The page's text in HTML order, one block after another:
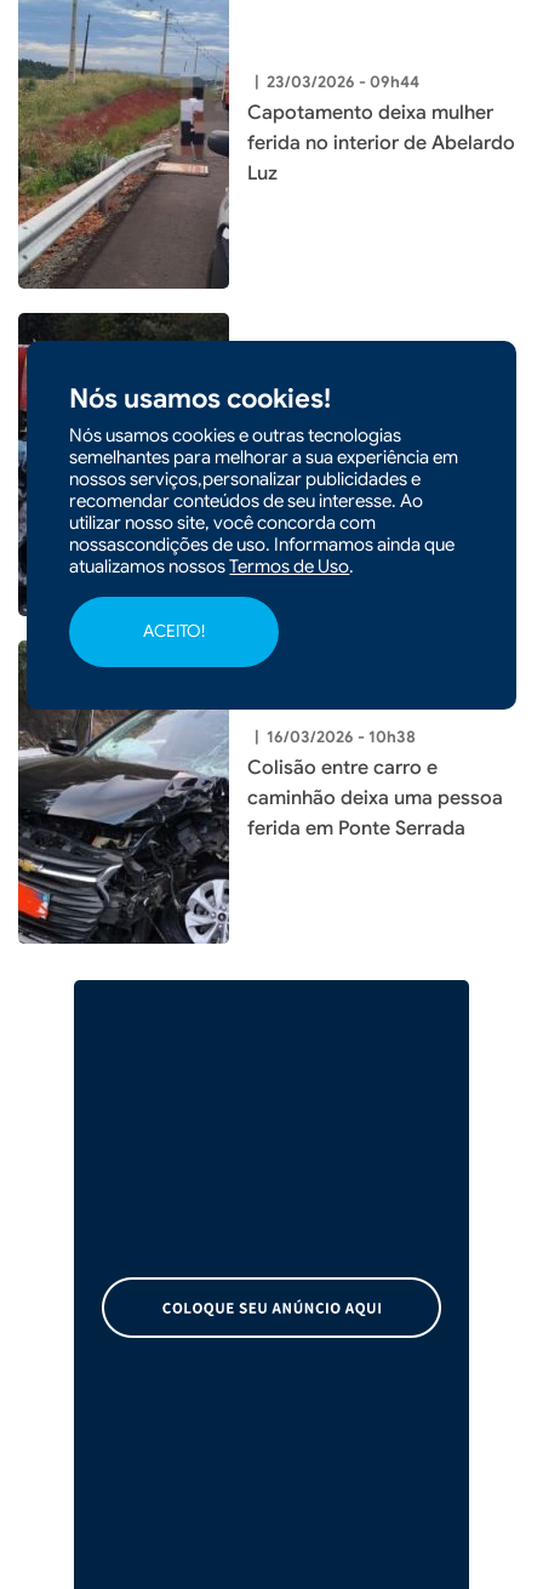
Nós usamos cookies!
Nós usamos cookies e outras tecnologias
semelhantes para melhorar a sua experiência em
nossos serviços,personalizar publicidades e
recomendar conteúdos de seu interesse. Ao
utilizar nosso site, você concorda com
nossascondições de uso. Informamos ainda que
atualizamos nossosTermos de Uso.
ACEITO!
23/03/2026 - 09h44
Capotamento deixa mulher
ferida no interior de Abelardo
Luz
| 21/03/2026 - 09h32
Acidente entre carro,
caminhão e pedestre deixa
feridos na BR-282, em
Maravilha
16/03/2026 - 10h38
Colisão entre carro e
caminhão deixa uma pessoa
ferida em Ponte Serrada